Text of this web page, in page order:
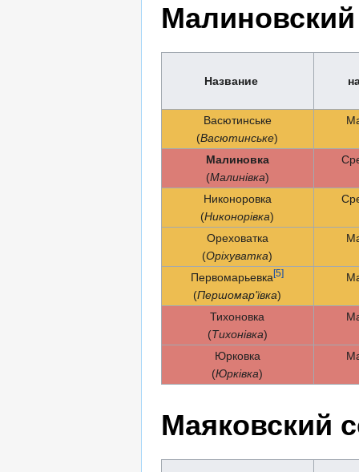
Название
Васютинське
(Васютинське)
Малиновка
(Малинівка)
Никоноровка
(Никонорівка)
Ореховатка
(Оріхуватка)
Первомарьевка[5]
(Першомар'ївка)
Тихоновка
(Тихонівка)
Юрковка
(Юрківка)
Маяковский